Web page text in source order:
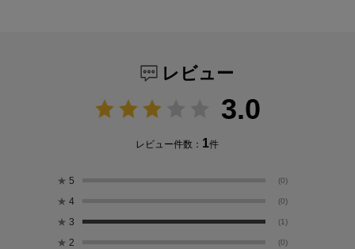
レビュー
3.0
レビュー件数： 1件
★ 5 (0)
★ 4 (0)
★ 3 (1)
★ 2 (0)